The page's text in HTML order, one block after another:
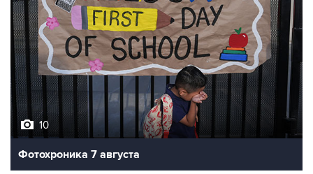
10
Фотохроника 7 августа